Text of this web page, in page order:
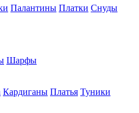
Палантины Платки Снуды
Шарфы
Кардиганы Платья Туники